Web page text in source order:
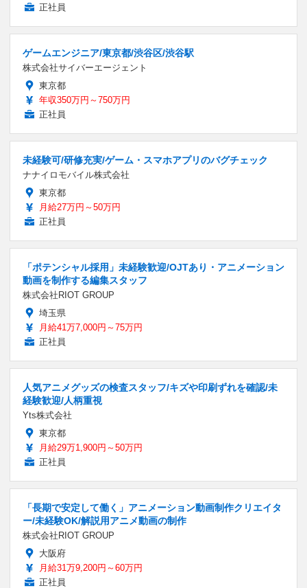
正社員
ゲームエンジニア/東京都/渋谷区/渋谷駅
株式会社サイバーエージェント
東京都
年収350万円～750万円
正社員
未経験可/研修充実/ゲーム・スマホアプリのバグチェック
ナナイロモバイル株式会社
東京都
月給27万円～50万円
正社員
「ポテンシャル採用」未経験歓迎/OJTあり・アニメーション
動画を制作する編集スタッフ
株式会社RIOT GROUP
埼玉県
月給41万7,000円～75万円
正社員
人気アニメグッズの検査スタッフ/キズや印刷ずれを確認/未
経験歓迎/人柄重視
Yts株式会社
東京都
月給29万1,900円～50万円
正社員
「長期で安定して働く」アニメーション動画制作クリエイタ
ー/未経験OK/解説用アニメ動画の制作
株式会社RIOT GROUP
大阪府
月給31万9,200円～60万円
正社員